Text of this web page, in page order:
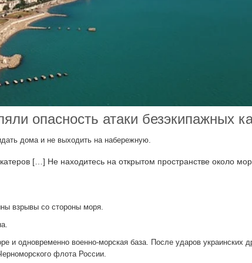
опасность атаки безэкипажных
дома и не выходить на набережную.
[…] Не находитесь на открытом пространстве около
взрывы со стороны моря.
и одновременно военно-морская база. После ударов украинских
флота России.